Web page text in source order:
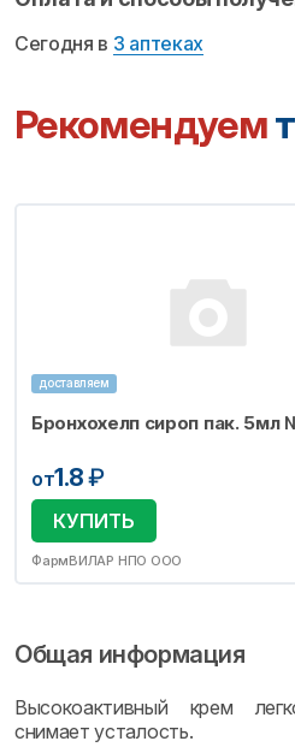
Сегодня в 3 аптеках
Рекомендуем
доставляем
Бронхохелп сироп пак. 5мл
от1.8₽
КУПИТЬ
ФармВИЛАР НПО ООО
Общая информация
Высокоактивный крем
снимает усталость.